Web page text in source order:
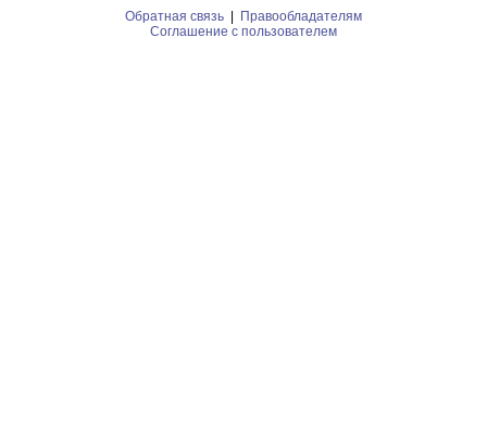
Обратная связь
Правообладателям
Соглашение с пользователем